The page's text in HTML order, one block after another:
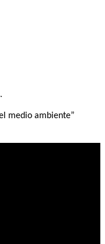
medio ambiente”